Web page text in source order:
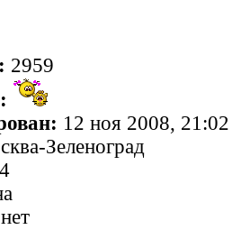
2959
12 ноя 2008, 21:02
Зеленоград
нет